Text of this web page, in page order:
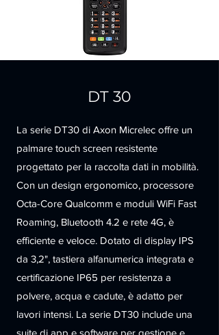
DT 30
La serie DT30 di Axon Micrelec offre un
palmare touch screen resistente
progettato per la raccolta dati in mobilità.
Con un design ergonomico, processore
Octa-Core Qualcomm e moduli WiFi Fast
Roaming, Bluetooth 4.2 e rete 4G, è
efficiente e veloce. Dotato di display IPS
da 3,2", tastiera alfanumerica integrata e
certificazione IP65 per resistenza a
polvere, acqua e cadute, è adatto per
lavori intensi. La serie DT30 include una
suite di app e software per gestione e